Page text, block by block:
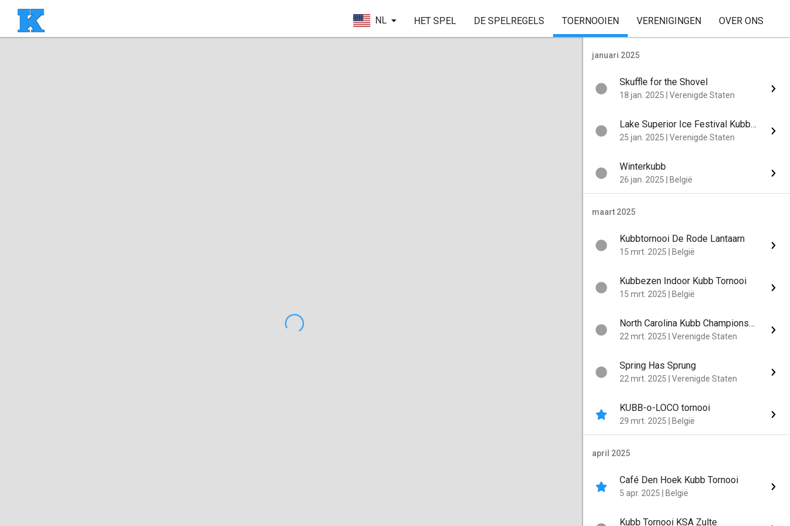
NL HET SPEL DE SPELREGELS TOERNOOIEN VERENIGINGEN OVER ONS
januari 2025
Skuffle for the Shovel
18 jan. 2025 | Verenigde Staten
Lake Superior Ice Festival Kubb Tournament
25 jan. 2025 | Verenigde Staten
Winterkubb
26 jan. 2025 | België
maart 2025
Kubbtornooi De Rode Lantaarn
15 mrt. 2025 | België
Kubbezen Indoor Kubb Tornooi
15 mrt. 2025 | België
North Carolina Kubb Championship
22 mrt. 2025 | Verenigde Staten
Spring Has Sprung
22 mrt. 2025 | Verenigde Staten
KUBB-o-LOCO tornooi
29 mrt. 2025 | België
april 2025
Café Den Hoek Kubb Tornooi
5 apr. 2025 | België
Kubb Tornooi KSA Zulte